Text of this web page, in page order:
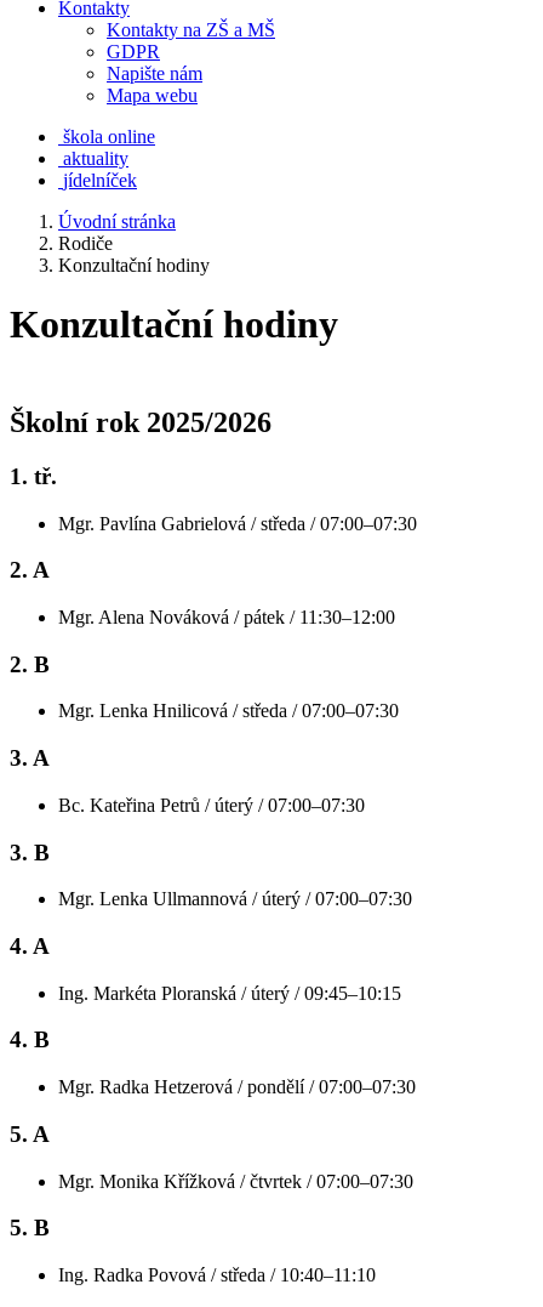
Kontakty
Kontakty na ZŠ a MŠ
GDPR
Napište nám
Mapa webu
škola online
aktuality
jídelníček
Úvodní stránka
Rodiče
Konzultační hodiny
Konzultační hodiny
Školní rok 2025/2026
1. tř.
Mgr. Pavlína Gabrielová / středa / 07:00–07:30
2. A
Mgr. Alena Nováková / pátek / 11:30–12:00
2. B
Mgr. Lenka Hnilicová / středa / 07:00–07:30
3. A
Bc. Kateřina Petrů / úterý / 07:00–07:30
3. B
Mgr. Lenka Ullmannová / úterý / 07:00–07:30
4. A
Ing. Markéta Ploranská / úterý / 09:45–10:15
4. B
Mgr. Radka Hetzerová / pondělí / 07:00–07:30
5. A
Mgr. Monika Křížková / čtvrtek / 07:00–07:30
5. B
Ing. Radka Povová / středa / 10:40–11:10